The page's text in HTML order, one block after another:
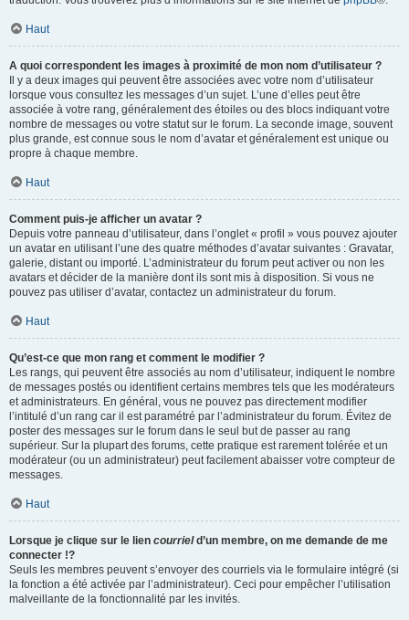
Haut
A quoi correspondent les images à proximité de mon nom d’utilisateur ?
Il y a deux images qui peuvent être associées avec votre nom d’utilisateur
lorsque vous consultez les messages d’un sujet. L’une d’elles peut être
associée à votre rang, généralement des étoiles ou des blocs indiquant votre
nombre de messages ou votre statut sur le forum. La seconde image, souvent
plus grande, est connue sous le nom d’avatar et généralement est unique ou
propre à chaque membre.
Haut
Comment puis-je afficher un avatar ?
Depuis votre panneau d’utilisateur, dans l’onglet « profil » vous pouvez ajouter
un avatar en utilisant l’une des quatre méthodes d’avatar suivantes : Gravatar,
galerie, distant ou importé. L’administrateur du forum peut activer ou non les
avatars et décider de la manière dont ils sont mis à disposition. Si vous ne
pouvez pas utiliser d’avatar, contactez un administrateur du forum.
Haut
Qu’est-ce que mon rang et comment le modifier ?
Les rangs, qui peuvent être associés au nom d’utilisateur, indiquent le nombre
de messages postés ou identifient certains membres tels que les modérateurs
et administrateurs. En général, vous ne pouvez pas directement modifier
l’intitulé d’un rang car il est paramétré par l’administrateur du forum. Évitez de
poster des messages sur le forum dans le seul but de passer au rang
supérieur. Sur la plupart des forums, cette pratique est rarement tolérée et un
modérateur (ou un administrateur) peut facilement abaisser votre compteur de
messages.
Haut
Lorsque je clique sur le lien courrield’un membre, on me demande de me
connecter !?
Seuls les membres peuvent s’envoyer des courriels via le formulaire intégré (si
la fonction a été activée par l’administrateur). Ceci pour empêcher l’utilisation
malveillante de la fonctionnalité par les invités.